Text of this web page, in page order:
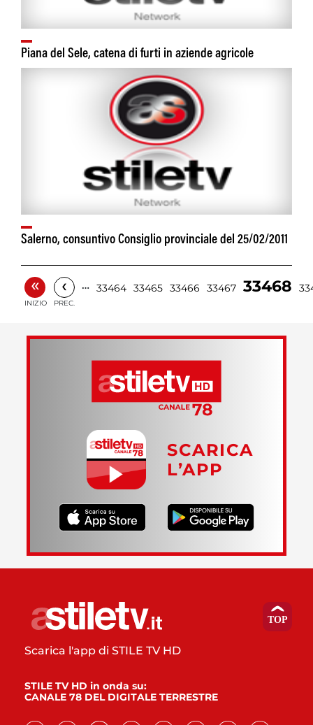
Piana del Sele, catena di furti in aziende agricole
Salerno, consuntivo Consiglio provinciale del 25/02/2011
«
INIZIO
‹
PREC.
… 33464 33465 33466 33467 33468
SCARICA
L’APP
Scarica l'app di STILE TV HD
STILE TV HD in onda su:
CANALE 78 DEL DIGITALE TERRESTRE